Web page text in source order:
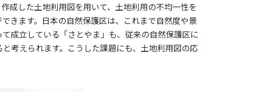
成した土地利用図を用いて、土地利用の不均一性を
きます。日本の自然保護区は、これまで自然度や景
成立している「さとやま」も、従来の自然保護区に
考えられます。こうした課題にも、土地利用図の応